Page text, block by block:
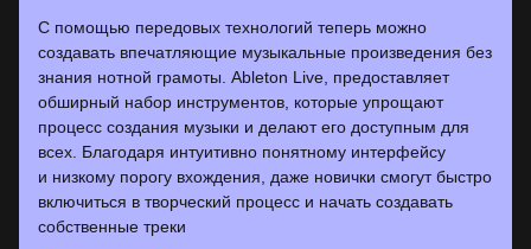
С помощью передовых технологий теперь можно
создавать впечатляющие музыкальные произведения без
знания нотной грамоты. Ableton Live, предоставляет
обширный набор инструментов, которые упрощают
процесс создания музыки и делают его доступным для
всех. Благодаря интуитивно понятному интерфейсу
и низкому порогу вхождения, даже новички смогут быстро
включиться в творческий процесс и начать создавать
собственные треки